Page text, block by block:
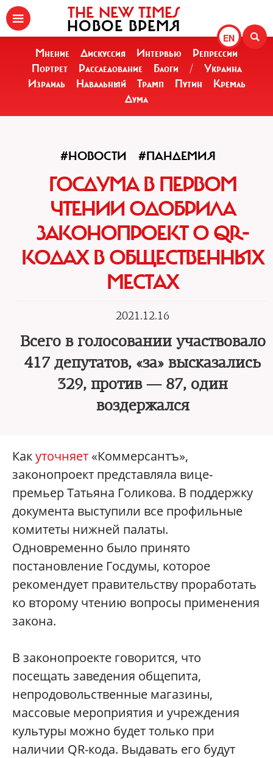
EN
THE NEW TIMES
НОВОЕ ВРЕМЯ
Мнение Дискуссия Интервью
Репрессии
Портрет
Расследование Блоги /
Украина
Израиль
Навальный Трамп Путин
Кремль
Дума
#НОВОСТИ #ПАНДЕМИЯ
ГОСДУМА В ПЕРВОМ
ЧТЕНИИ ОДОБРИЛА
ЗАКОНОПРОЕКТ О QR-
КОДАХ В ОБЩЕСТВЕННЫХ
МЕСТАХ
2021.12.16
Всего в голосовании участвовало
417 депутатов, «за» высказались
329, против — 87, один
воздержался
Какуточняет «Коммерсантъ»,
законопроект представляла вице-
премьер Татьяна Голикова. В поддержку
документа выступили все профильные
комитеты нижней палаты.
Одновременно было принято
постановление Госдумы, которое
рекомендует правительству проработать
ко второму чтению вопросы применения
закона.
В законопроекте говорится, что
посещать заведения общепита,
непродовольственные магазины,
массовые мероприятия и учреждения
культуры можно будет только при
наличии QR-кода. Выдавать его будут